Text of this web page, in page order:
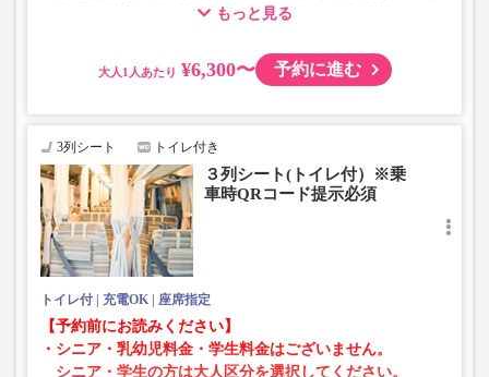
ントタイプでのご用意となります。
仕様が変更となる場合がございます。あらかじめご了承く
ださい。
もっと見る
大人 ¥6,300〜 予約に進む
3列シート トイレ付き
３列シート(トイレ付）※乗
車時QRコード提示必須
トイレ付 充電OK 座席指定
【予約前にお読みください】
・シニア・乳幼児料金・学生料金はございません。
シニア・学生の方は大人区分を選択してください。